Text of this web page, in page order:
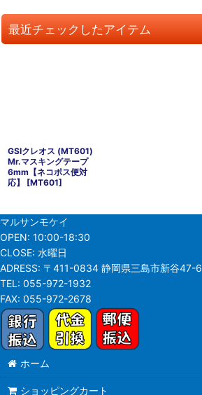
最近チェックしたアイテム
GSIクレオス (MT601)
Mr.マスキングテープ
6mm【ネコポス便対
応】 [MT601]
マルサンモケイ
OPEN: 10:00-18:30
CLOSE: 水曜日
ADRESS: 〒411-0834 静岡県三島市新谷47-6
TEL: 055-972-1932
FAX: 055-972-2678
ホーム
ショッピングカート